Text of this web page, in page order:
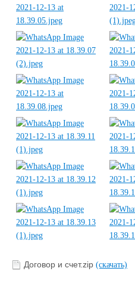
Договор и счет.zip (скачать)